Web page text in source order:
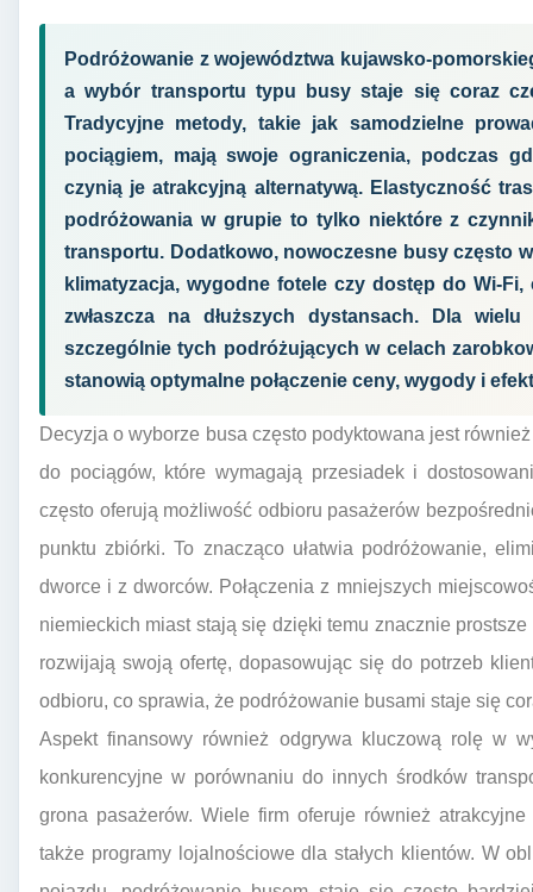
Podróżowanie z województwa kujawsko-
a wybór transportu typu busy staje się coraz
Tradycyjne metody, takie jak samodzielne
pociągiem, mają swoje ograniczenia, podczas
czynią je atrakcyjną alternatywą. Elastyczność
podróżowania w grupie to tylko niektóre z
transportu. Dodatkowo, nowoczesne busy często
klimatyzacja, wygodne fotele czy dostęp do Wi-
zwłaszcza na dłuższych dystansach. Dla wielu
szczególnie tych podróżujących w celach
stanowią optymalne połączenie ceny, wygody i
Decyzja o wyborze busa często podyktowana jest
do pociągów, które wymagają przesiadek i
często oferują możliwość odbioru pasażerów
punktu zbiórki. To znacząco ułatwia podróżowanie,
dworce i z dworców. Połączenia z mniejszych
niemieckich miast stają się dzięki temu znacznie
rozwijają swoją ofertę, dopasowując się do potrzeb
odbioru, co sprawia, że podróżowanie busami staje się
Aspekt finansowy również odgrywa kluczową rolę w
konkurencyjne w porównaniu do innych środków
grona pasażerów. Wiele firm oferuje również
także programy lojalnościowe dla stałych klientów. W